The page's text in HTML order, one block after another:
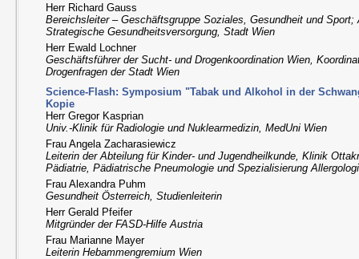
Herr Richard Gauss
Bereichsleiter – Geschäftsgruppe Soziales, Gesundheit und
Strategische Gesundheitsversorgung, Stadt Wien
Herr Ewald Lochner
Geschäftsführer der Sucht- und Drogenkoordination Wien,
Drogenfragen der Stadt Wien
Science-Flash: Symposium "Tabak und Alkohol in der
Kopie
Herr Gregor Kasprian
Univ.-Klinik für Radiologie und Nuklearmedizin, MedUni Wien
Frau Angela Zacharasiewicz
Leiterin der Abteilung für Kinder- und Jugendheilkunde, Klinik
Pädiatrie, Pädiatrische Pneumologie und Spezialisierung
Frau Alexandra Puhm
Gesundheit Österreich, Studienleiterin
Herr Gerald Pfeifer
Mitgründer der FASD-Hilfe Austria
Frau Marianne Mayer
Leiterin Hebammengremium Wien